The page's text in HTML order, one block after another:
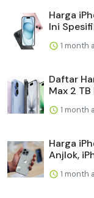
Harga
Ini
1 month
Daftar
Max 2 TB
1 month
Harga
Anjlok,
1 month